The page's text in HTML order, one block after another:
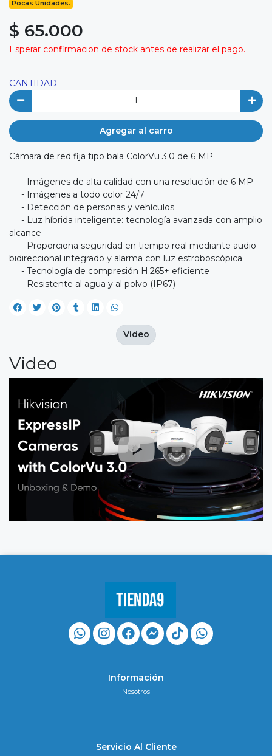
Pocas Unidades.
$ 65.000
Esperar confirmacion de stock antes de realizar el pago.
CANTIDAD
Agregar al carro
Cámara de red fija tipo bala ColorVu 3.0 de 6 MP
- Imágenes de alta calidad con una resolución de 6 MP
- Imágenes a todo color 24/7
- Detección de personas y vehículos
- Luz híbrida inteligente: tecnología avanzada con amplio
alcance
- Proporciona seguridad en tiempo real mediante audio
bidireccional integrado y alarma con luz estroboscópica
- Tecnología de compresión H.265+ eficiente
- Resistente al agua y al polvo (IP67)
Video
Video
Información
Nosotros
Servicio Al Cliente